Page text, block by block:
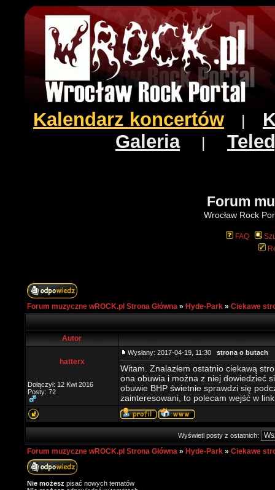
Kalendarz koncertów
Galeria|
Forum
Wrocław Rock
FAQ
Forum muzyczne wROCK.pl Strona Główna » Hyde-Park » Ciekawe
Autor
hatterx
Dołączył: 12 Kwi 2016
Posty: 72
Wysłany: 2017-04-19, 11:30 strona o butach
Witam. Znalazłem ostatnio ciekawą
ona obuwia i można z niej dowiedzieć
obuwie BHP świetnie sprawdzi się
zainteresowani, to polecam wejść w
Wyświetl posty z ostatnich:
Forum muzyczne wROCK.pl Strona Główna » Hyde-Park » Ciekawe
Nie możesz pisać nowych tematów